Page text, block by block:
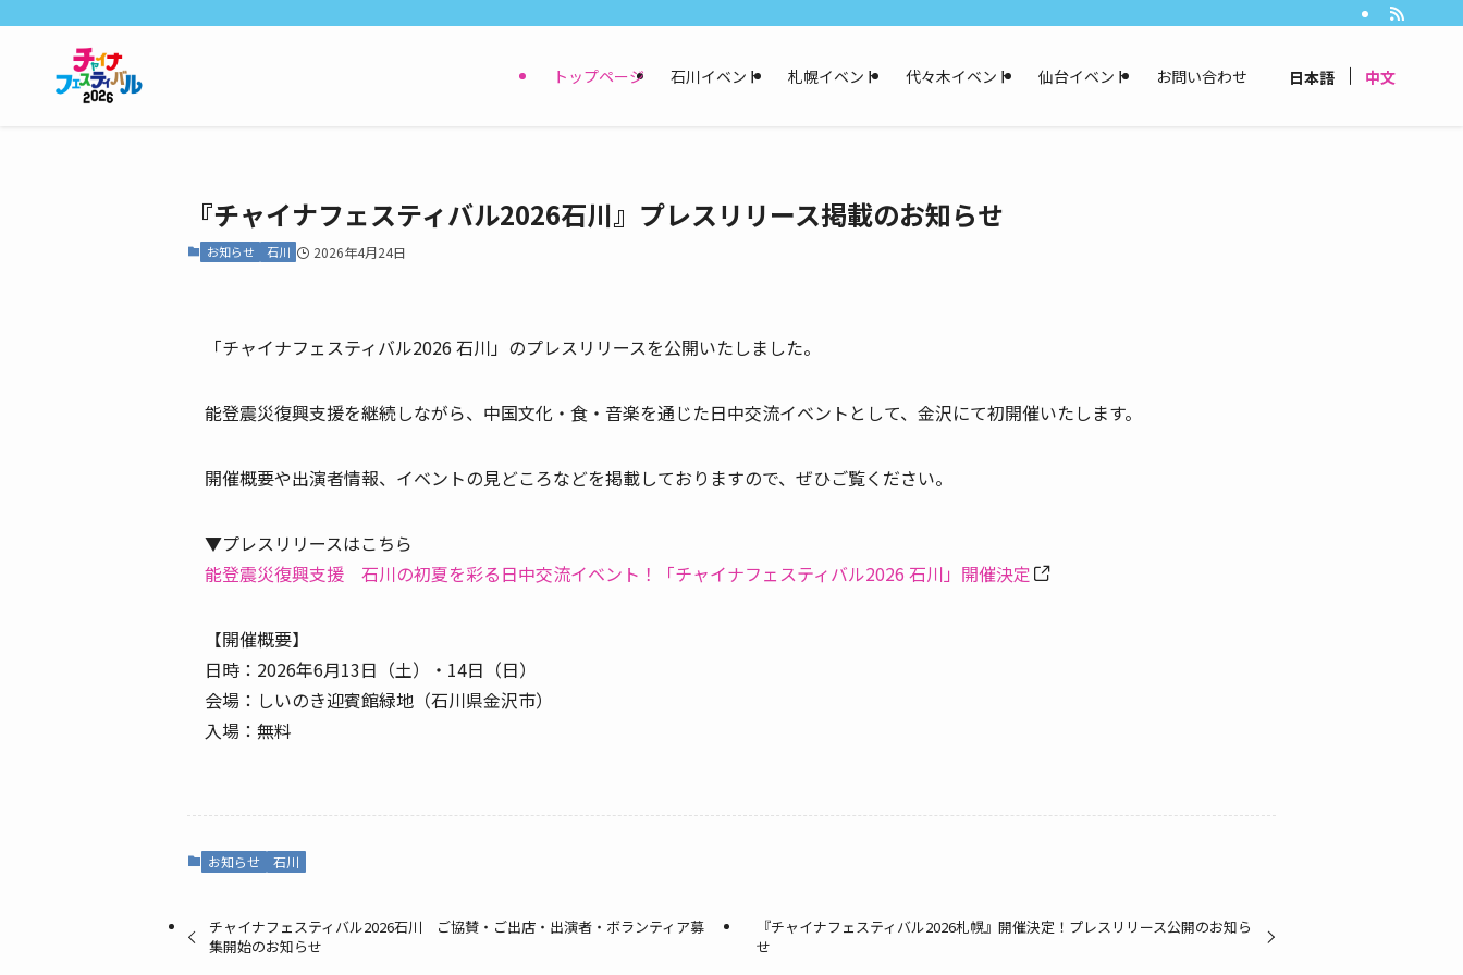
トップページ 石川イベント 札幌イベント 代々木イベント 仙台イベント お問い合わせ 日本語 中文
『チャイナフェスティバル2026石川』プレスリリース掲載のお知らせ
お知らせ 石川 2026年4月24日
「チャイナフェスティバル2026 石川」のプレスリリースを公開いたしました。
能登震災復興支援を継続しながら、中国文化・食・音楽を通じた日中交流イベントとして、金沢にて初開催いたします。
開催概要や出演者情報、イベントの見どころなどを掲載しておりますので、ぜひご覧ください。
▼プレスリリースはこちら
能登震災復興支援 石川の初夏を彩る日中交流イベント！「チャイナフェスティバル2026 石川」開催決定
【開催概要】
日時：2026年6月13日（土）・14日（日）
会場：しいのき迎賓館緑地（石川県金沢市）
入場：無料
お知らせ 石川
チャイナフェスティバル2026石川 ご協賛・ご出店・出演者・ボランティア募
集開始のお知らせ
『チャイナフェスティバル2026札幌』開催決定！プレスリリース公開のお知ら
せ